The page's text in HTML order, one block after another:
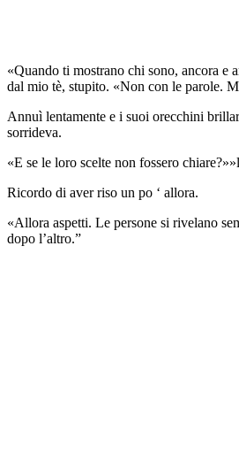
«Quando ti mostrano chi sono, ancora e
dal mio tè, stupito. «Non con le parole.
Annuì lentamente e i suoi orecchini
sorrideva.
«E se le loro scelte non fossero
Ricordo di aver riso un po ‘ allora.
«Allora aspetti. Le persone si rivelano
dopo l’altro.”